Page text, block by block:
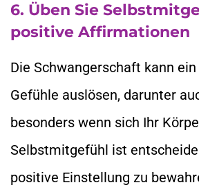
6. Üben Sie
positive Affirmationen
Die Schwangerschaft kann
Gefühle auslösen, darunter
besonders wenn sich Ihr
Selbstmitgefühl ist
positive Einstellung zu